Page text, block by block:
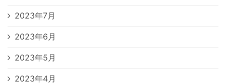
2023年7月
2023年6月
2023年5月
2023年4月